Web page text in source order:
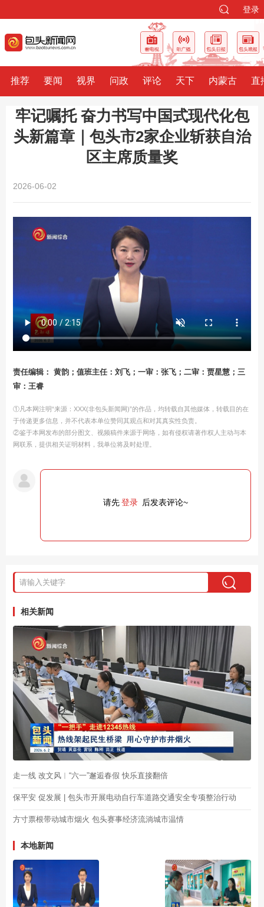
登录
推荐 要闻 视界 问政 评论 天下 内蒙古 直
牢记嘱托 奋力书写中国式现代化包
头新篇章｜包头市2家企业斩获自治
区主席质量奖
2026-06-02
责任编辑： 黄韵；值班主任：刘飞；一审：张飞；二审：贾星慧；三
审：王睿
①凡本网注明“来源：XXX(非包头新闻网)”的作品，均转载自其他媒体，转载目的在
于传递更多信息，并不代表本单位赞同其观点和对其真实性负责。
②鉴于本网发布的部分图文、视频稿件来源于网络，如有侵权请著作权人主动与本
网联系，提供相关证明材料，我单位将及时处理。
请先登录 后发表评论~
相关新闻
走一线 改文风︱“六一”邂逅春假 快乐直接翻倍
保平安 促发展 | 包头市开展电动自行车道路交通安全专项整治行动
方寸票根带动城市烟火 包头赛事经济流淌城市温情
本地新闻